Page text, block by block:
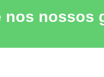
nos nossos